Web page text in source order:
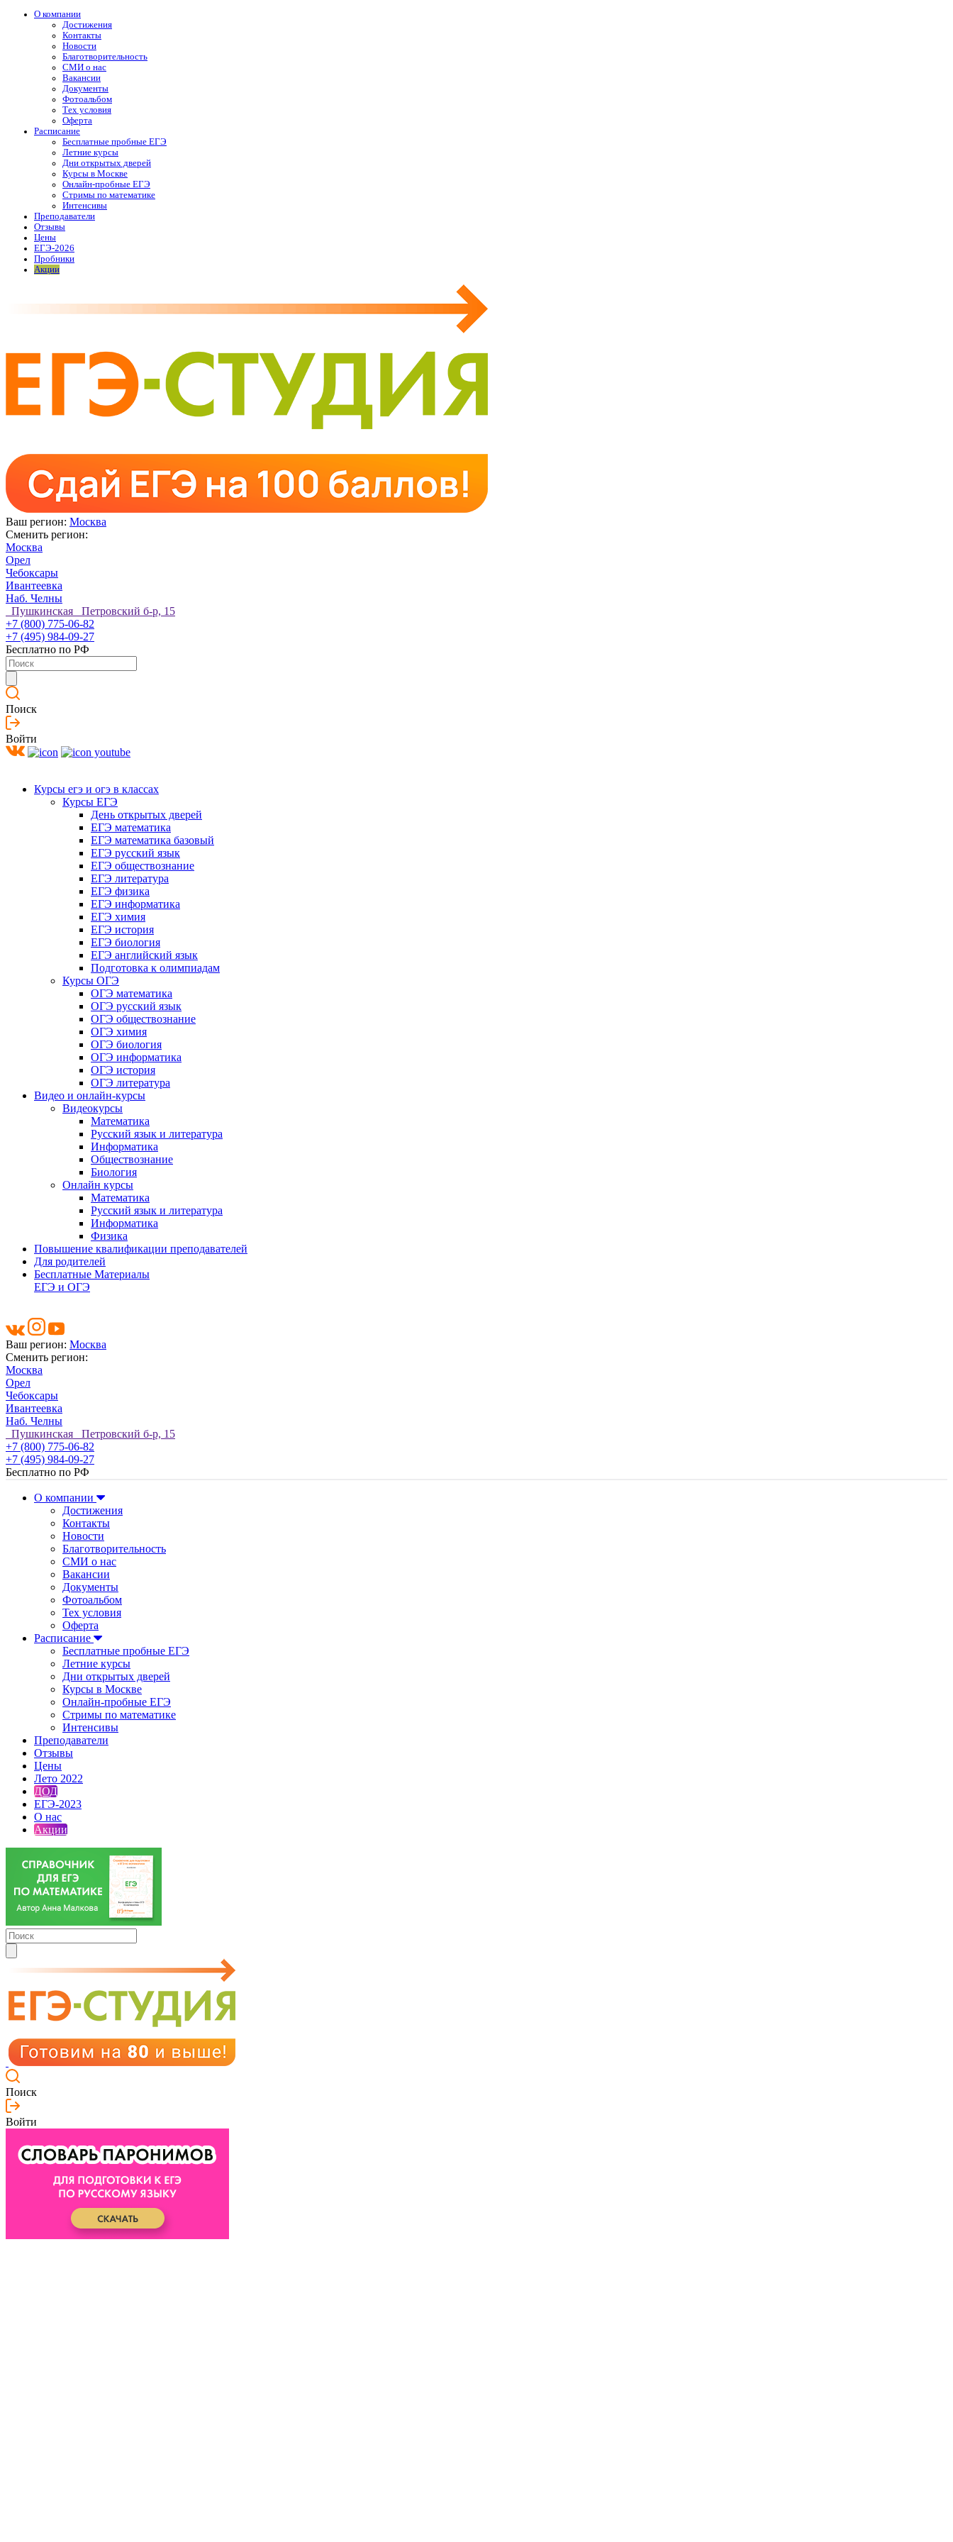
О компании
Достижения
Контакты
Новости
Благотворительность
СМИ о нас
Вакансии
Документы
Фотоальбом
Тех условия
Оферта
Расписание
Бесплатные пробные ЕГЭ
Летние курсы
Дни открытых дверей
Курсы в Москве
Онлайн-пробные ЕГЭ
Стримы по математике
Интенсивы
Преподаватели
Отзывы
Цены
ЕГЭ-2026
Пробники
Акции
Ваш регион: Москва
Сменить регион:
Москва
Орел
Чебоксары
Ивантеевка
Наб. Челны
Пушкинская Петровский б-р, 15
+7 (800) 775-06-82
+7 (495) 984-09-27
Бесплатно по РФ
Поиск
Войти
Курсы егэ и огэ в классах
Курсы ЕГЭ
День открытых дверей
ЕГЭ математика
ЕГЭ математика базовый
ЕГЭ русский язык
ЕГЭ обществознание
ЕГЭ литература
ЕГЭ физика
ЕГЭ информатика
ЕГЭ химия
ЕГЭ история
ЕГЭ биология
ЕГЭ английский язык
Подготовка к олимпиадам
Курсы ОГЭ
ОГЭ математика
ОГЭ русский язык
ОГЭ обществознание
ОГЭ химия
ОГЭ биология
ОГЭ информатика
ОГЭ история
ОГЭ литература
Видео и онлайн-курсы
Видеокурсы
Математика
Русский язык и литература
Информатика
Обществознание
Биология
Онлайн курсы
Математика
Русский язык и литература
Информатика
Физика
Повышение квалификации преподавателей
Для родителей
Бесплатные Материалы
ЕГЭ и ОГЭ
Ваш регион: Москва
Сменить регион:
Москва
Орел
Чебоксары
Ивантеевка
Наб. Челны
Пушкинская Петровский б-р, 15
+7 (800) 775-06-82
+7 (495) 984-09-27
Бесплатно по РФ
О компании
Достижения
Контакты
Новости
Благотворительность
СМИ о нас
Вакансии
Документы
Фотоальбом
Тех условия
Оферта
Расписание
Бесплатные пробные ЕГЭ
Летние курсы
Дни открытых дверей
Курсы в Москве
Онлайн-пробные ЕГЭ
Стримы по математике
Интенсивы
Преподаватели
Отзывы
Цены
Лето 2022
ДОД
ЕГЭ-2023
О нас
Акции
Поиск
Войти